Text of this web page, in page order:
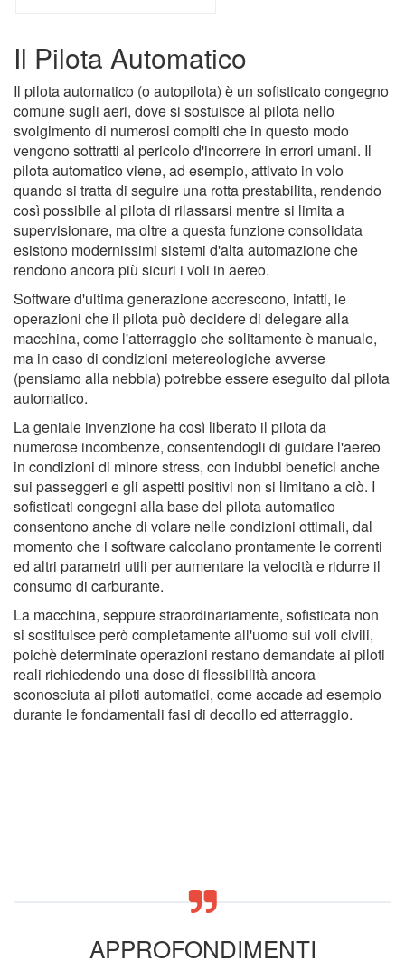
Il Pilota Automatico
Il pilota automatico (o autopilota) è un sofisticato congegno
comune sugli aeri, dove si sostuisce al pilota nello
svolgimento di numerosi compiti che in questo modo
vengono sottratti al pericolo d'incorrere in errori umani. Il
pilota automatico viene, ad esempio, attivato in volo
quando si tratta di seguire una rotta prestabilita, rendendo
così possibile al pilota di rilassarsi mentre si limita a
supervisionare, ma oltre a questa funzione consolidata
esistono modernissimi sistemi d'alta automazione che
rendono ancora più sicuri i voli in aereo.
Software d'ultima generazione accrescono, infatti, le
operazioni che il pilota può decidere di delegare alla
macchina, come l'atterraggio che solitamente è manuale,
ma in caso di condizioni metereologiche avverse
(pensiamo alla nebbia) potrebbe essere eseguito dal pilota
automatico.
La geniale invenzione ha così liberato il pilota da
numerose incombenze, consentendogli di guidare l'aereo
in condizioni di minore stress, con indubbi benefici anche
sui passeggeri e gli aspetti positivi non si limitano a ciò. I
sofisticati congegni alla base del pilota automatico
consentono anche di volare nelle condizioni ottimali, dal
momento che i software calcolano prontamente le correnti
ed altri parametri utili per aumentare la velocità e ridurre il
consumo di carburante.
La macchina, seppure straordinariamente, sofisticata non
si sostituisce però completamente all'uomo sui voli civili,
poichè determinate operazioni restano demandate ai piloti
reali richiedendo una dose di flessibilità ancora
sconosciuta ai piloti automatici, come accade ad esempio
durante le fondamentali fasi di decollo ed atterraggio.
APPROFONDIMENTI